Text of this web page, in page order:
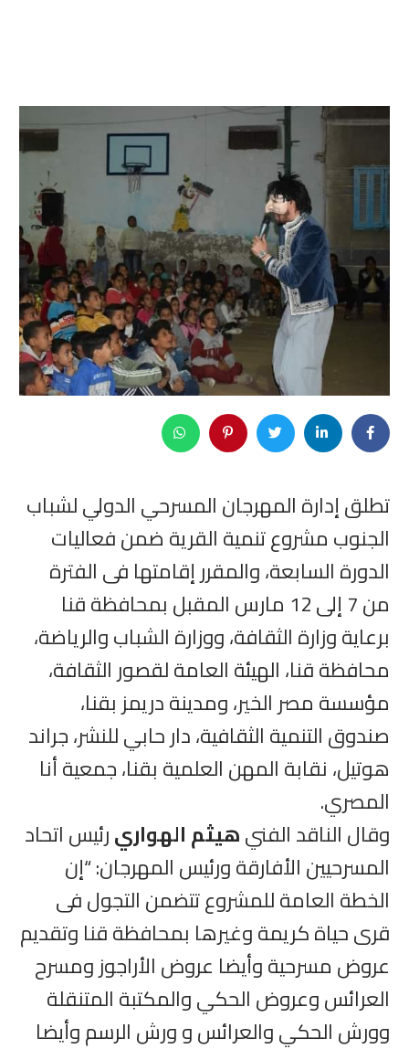
تطلق إدارة المهرجان المسرحي الدولي لشباب
الجنوب مشروع تنمية القرية ضمن فعاليات
الدورة السابعة، والمقرر إقامتها فى الفترة
من 7 إلى 12 مارس المقبل بمحافظة قنا
برعاية وزارة الثقافة، ووزارة الشباب والرياضة،
محافظة قنا، الهيئة العامة لقصور الثقافة،
مؤسسة مصر الخير، ومدينة دريمز بقنا،
صندوق التنمية الثقافية، دار حابي للنشر، جراند
هوتيل، نقابة المهن العلمية بقنا، جمعية أنا
المصري.
وقال الناقد الفنيهيثم الهواريرئيس اتحاد
المسرحيين الأفارقة ورئيس المهرجان: “إن
الخطة العامة للمشروع تتضمن التجول فى
قرى حياة كريمة وغيرها بمحافظة قنا وتقديم
عروض مسرحية وأيضا عروض الأراجوز ومسرح
العرائس وعروض الحكي والمكتبة المتنقلة
وورش الحكي والعرائس و ورش الرسم وأيضا